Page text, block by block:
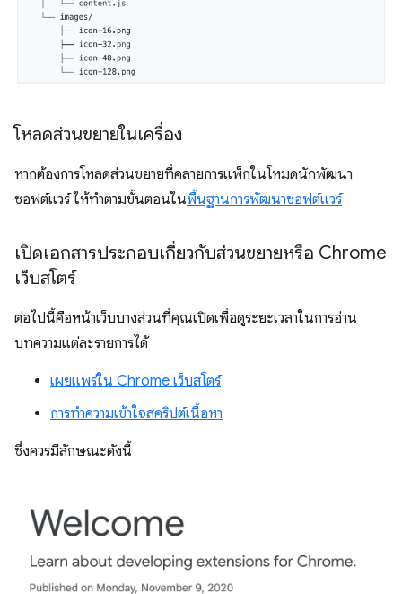
โหลดส่วนขยายในเครื่อง
หากต้องการโหลดส่วนขยายที่คลายการแพ็กในโหมดนักพัฒนา
ซอฟต์แวร์ ให้ทำตามขั้นตอนในพื้นฐานการพัฒนาซอฟต์แวร์
เปิดเอกสารประกอบเกี่ยวกับส่วนขยายหรือ Chrome
เว็บสโตร์
ต่อไปนี้คือหน้าเว็บบางส่วนที่คุณเปิดเพื่อดูระยะเวลาในการอ่าน
บทความแต่ละรายการได้
เผยแพร่ใน Chrome เว็บสโตร์
การทำความเข้าใจสคริปต์เนื้อหา
ซึ่งควรมีลักษณะดังนี้